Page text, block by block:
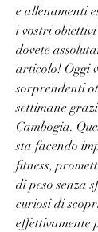
e allenamenti
i vostri
dovete
articolo! Oggi
sorprendenti
settimane
Cambogia.
sta facendo
fitness,
di peso senza
curiosi di